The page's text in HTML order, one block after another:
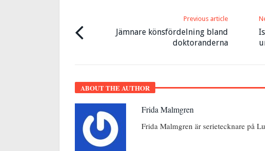
Previous article
Jämnare könsfördelning bland
doktoranderna
ABOUT THE AUTHOR
Frida Malmgren
Frida Malmgren är serietecknare på